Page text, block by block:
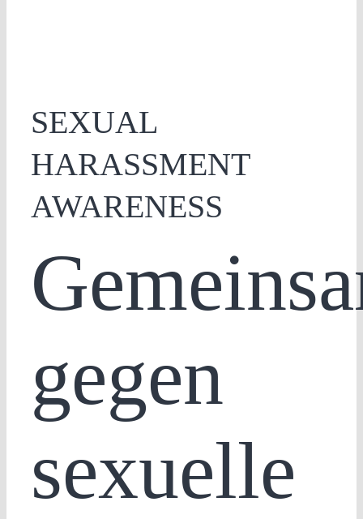
SEXUAL
HARASSMENT
AWARENESS
gegen
sexuelle